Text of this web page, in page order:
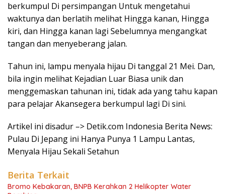
berkumpul Di persimpangan Untuk mengetahui
waktunya dan berlatih melihat Hingga kanan, Hingga
kiri, dan Hingga kanan lagi Sebelumnya mengangkat
tangan dan menyeberang jalan.
Tahun ini, lampu menyala hijau Di tanggal 21 Mei. Dan,
bila ingin melihat Kejadian Luar Biasa unik dan
menggemaskan tahunan ini, tidak ada yang tahu kapan
para pelajar Akansegera berkumpul lagi Di sini.
Artikel ini disadur –> Detik.com Indonesia Berita News:
Pulau Di Jepang ini Hanya Punya 1 Lampu Lantas,
Menyala Hijau Sekali Setahun
Berita Terkait
Bromo Kebakaran, BNPB Kerahkan 2 Helikopter Water